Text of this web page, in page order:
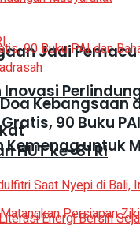
Jadi
Kebangsaan
HUT ke-81 RI
90 Buku
Kemenag untuk